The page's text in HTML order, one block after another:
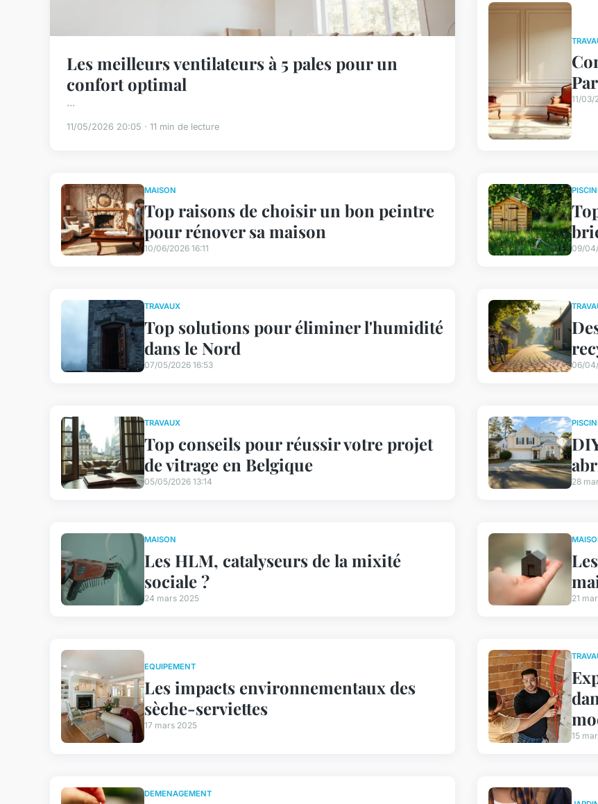
Les meilleurs ventilateurs à 5 pales pour un
confort optimal
...
11/05/2026 20:05 · 11 min de lecture
11/03/
MAISON
Top raisons de choisir un bon peintre
pour rénover sa maison
10/06/2026 16:11 09/
TRAVAUX
Top solutions pour éliminer l'humidité
dans le Nord
07/05/2026 16:53 06/04/
TRAVAUX
Top conseils pour réussir votre projet
de vitrage en Belgique
05/05/2026 13:14 28
MAISON
Les HLM, catalyseurs de la mixité
sociale ?
24 mars 2025 21
EQUIPEMENT
Les impacts environnementaux des
sèche-serviettes
17 mars 2025
15
DEMENAGEMENT